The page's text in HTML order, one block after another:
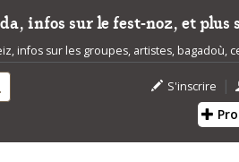
infos sur le fest-noz, et plus
infos sur les groupes, artistes, bagadoù,
S'inscrire |